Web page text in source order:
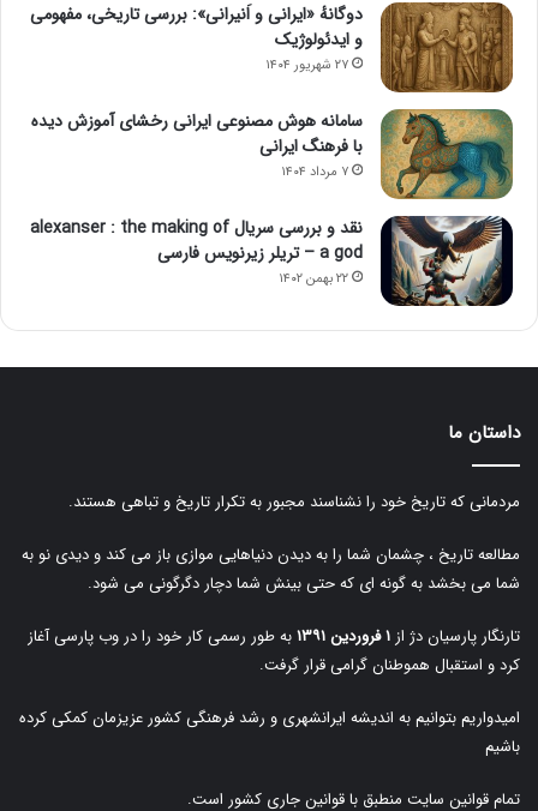
دوگانهٔ «ایرانی و اَنیرانی»: بررسی تاریخی، مفهومی
و ایدئولوژیک
۲۷ شهریور ۱۴۰۴
سامانه هوش مصنوعی ایرانی رخشای آموزش دیده
با فرهنگ ایرانی
۷ مرداد ۱۴۰۴
نقد و بررسی سریال alexanser : the making of
a god – تریلر زیرنویس فارسی
۲۲ بهمن ۱۴۰۲
داستان ما
مردمانی که تاریخ خود را نشناسند مجبور به تکرار تاریخ و تباهی هستند.
مطالعه تاریخ ، چشمان شما را به دیدن دنیاهایی موازی باز می کند و دیدی نو به
شما می بخشد به گونه ای که حتی بینش شما دچار دگرگونی می شود.
تارنگار پارسیان دژ از ۱ فروردین ۱۳۹۱
به طور رسمی کار خود را در وب پارسی آغاز
کرد و استقبال هموطنان گرامی قرار گرفت.
امیدواریم بتوانیم به اندیشه ایرانشهری و رشد فرهنگی کشور عزیزمان کمکی کرده
باشیم
تمام قوانین سایت منطبق با قوانین جاری کشور است.